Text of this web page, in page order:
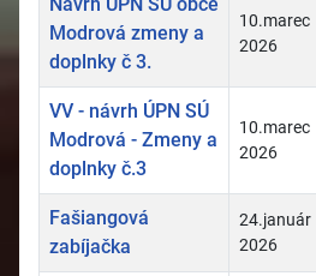
Modrová zmeny a
doplnky č 3.
10.marec
2026
VV - návrh ÚPN SÚ
Modrová - Zmeny a
doplnky č.3
10.marec
2026
Fašiangová
zabíjačka
24.január
2026